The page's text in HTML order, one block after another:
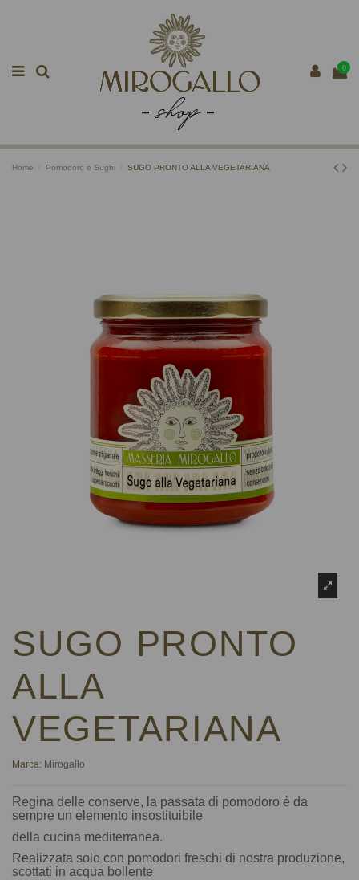
0
Home Pomodoro e Sughi SUGO PRONTO ALLA VEGETARIANA
SUGO PRONTO
ALLA
VEGETARIANA
Marca: Mirogallo
Regina delle conserve, la passata di pomodoro è da
sempre un elemento insostituibile
della cucina mediterranea.
Realizzata solo con pomodori freschi di nostra produzione,
scottati in acqua bollente